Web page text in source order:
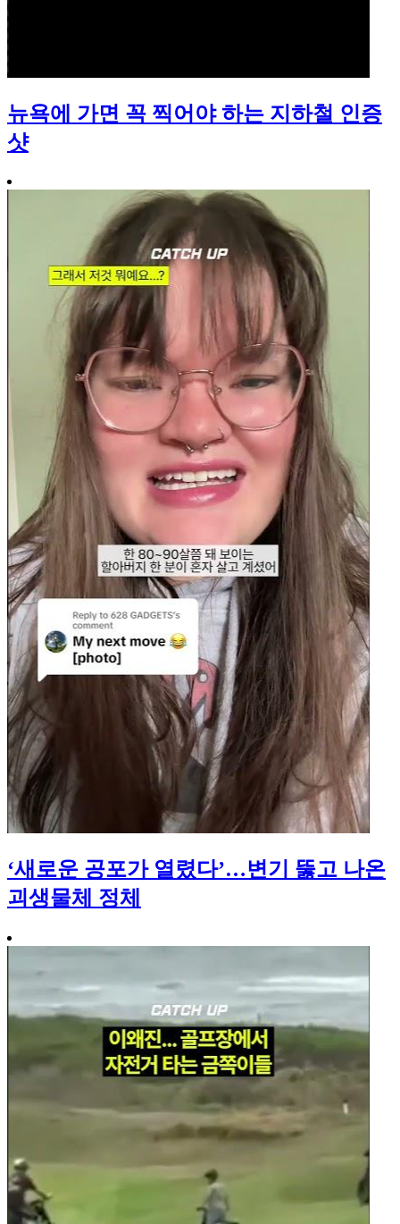
뉴욕에 가면 꼭 찍어야 하는 지하철 인증
샷
‘새로운 공포가 열렸다’…변기 뚫고 나온
괴생물체 정체